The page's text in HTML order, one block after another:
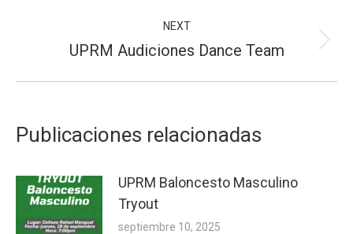
NEXT
Next
UPRM Audiciones Dance Team
Publicaciones relacionadas
UPRM Baloncesto Masculino
Tryout
septiembre 10, 2025